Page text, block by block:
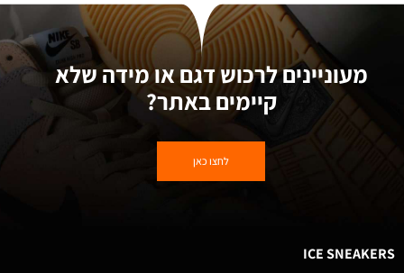
מעוניינים לרכוש דגם או מידה שלא
קיימים באתר?
לחצו כאן
ICE SNEAKERS